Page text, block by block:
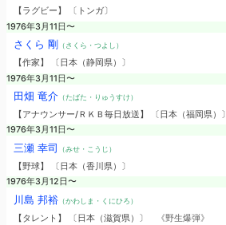
【ラグビー】 〔トンガ〕
1976年3月11日〜
さくら 剛 （さくら・つよし）
【作家】 〔日本（静岡県）〕
1976年3月11日〜
田畑 竜介（たばた・りゅうすけ）
【アナウンサー/ＲＫＢ毎日放送】 〔日本（福岡県）〕
1976年3月11日〜
三瀬 幸司 （みせ・こうじ）
【野球】 〔日本（香川県）〕
1976年3月12日〜
川島 邦裕（かわしま・くにひろ）
【タレント】 〔日本（滋賀県）〕
《野生爆弾》